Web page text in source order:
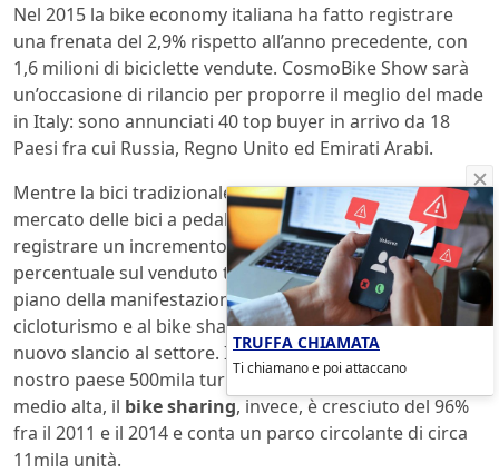
Nel 2015 la bike economy italiana ha fatto registrare
una frenata del 2,9% rispetto all’anno precedente, con
1,6 milioni di biciclette vendute. CosmoBike Show sarà
un’occasione di rilancio per proporre il meglio del made
in Italy: sono annunciati 40 top buyer in arrivo da 18
Paesi fra cui Russia, Regno Unito ed Emirati Arabi.
Mentre la bici tradizionale soffre, lo scorso anno il
mercato delle bici a pedalata assistita ha fatto
registrare un incremento del 10% (portando al 3,5% la
percentuale sul venduto totale). Uno spazio di primo
piano della manifestazione veronese verrà riservato al
cicloturismo e al bike sharing che potrebbero dare
nuovo slancio al settore. Ilcicloturismoporta nel
nostro paese 500mila turisti con una capacità di spesa
medio alta, il bike sharing, invece, è cresciuto del 96%
fra il 2011 e il 2014 e conta un parco circolante di circa
11mila unità.
TRUFFA CHIAMATA
Ti chiamano e poi attaccano